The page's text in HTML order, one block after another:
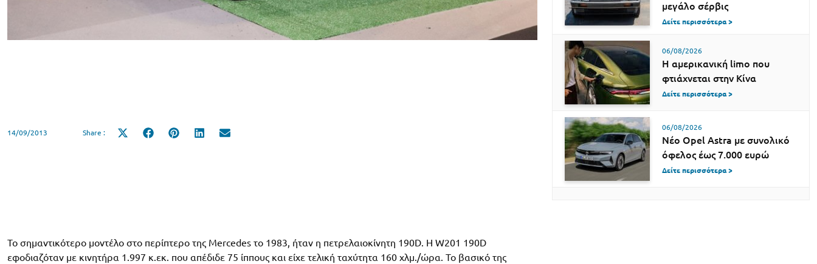
14/09/2013 Share :
Share
Share
Share
Share
Το σημαντικότερο μοντέλο στο περίπτερο της Mercedes το 1983, ήταν η πετρελαιοκίνητη 190D. Η W201 190D
εφοδιαζόταν με κινητήρα 1.997 κ.εκ. που απέδιδε 75 ίππους και είχε τελική ταχύτητα 160 χλμ./ώρα. Το βασικό της
μεγάλο σέρβις
Δείτε περισσότερα >
06/08/2026
Η αμερικανική limo που
φτιάχνεται στην Κίνα
Δείτε περισσότερα >
06/08/2026
Νέο Opel Astra με συνολικό
όφελος έως 7.000 ευρώ
Δείτε περισσότερα >